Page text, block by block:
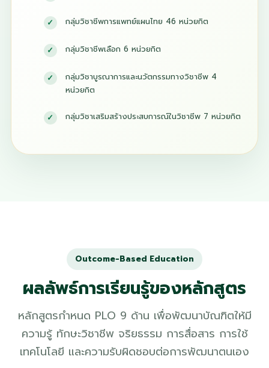
กลุ่มวิชาชีพการแพทย์แผนไทย 46 หน่วยกิต
กลุ่มวิชาชีพเลือก 6 หน่วยกิต
กลุ่มวิชาบูรณาการและนวัตกรรมทางวิชาชีพ 4
หน่วยกิต
กลุ่มวิชาเสริมสร้างประสบการณ์ในวิชาชีพ 7 หน่วยกิต
Outcome-Based Education
ผลลัพธ์การเรียนรู้ของหลักสูตร
หลักสูตรกำหนด PLO 9 ด้าน เพื่อพัฒนาบัณฑิตให้มี
ความรู้ ทักษะวิชาชีพ จริยธรรม การสื่อสาร การใช้
เทคโนโลยี และความรับผิดชอบต่อการพัฒนาตนเอง